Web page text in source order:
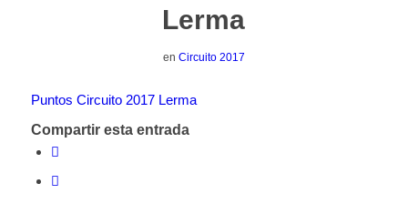
Lerma
en Circuito 2017
Puntos Circuito 2017 Lerma
Compartir esta entrada